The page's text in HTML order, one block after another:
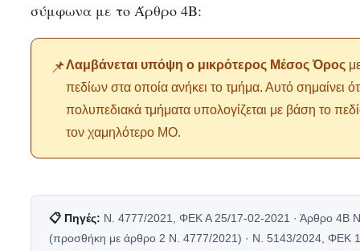
σύμφωνα με το Άρθρο 4Β:
📌Λαμβάνεται υπόψη ο μικρότερος Μέσος Όρος
πεδίων στα οποία ανήκει το τμήμα. Αυτό σημαίνει
πολυπεδιακά τμήματα υπολογίζεται με βάση το
τον χαμηλότερο ΜΟ.
📋 Πηγές: Ν. 4777/2021, ΦΕΚ Α 25/17-02-2021 · Άρθρο 4Β
(προσθήκη με άρθρο 2 Ν. 4777/2021) · Ν. 5143/2024, ΦΕΚ